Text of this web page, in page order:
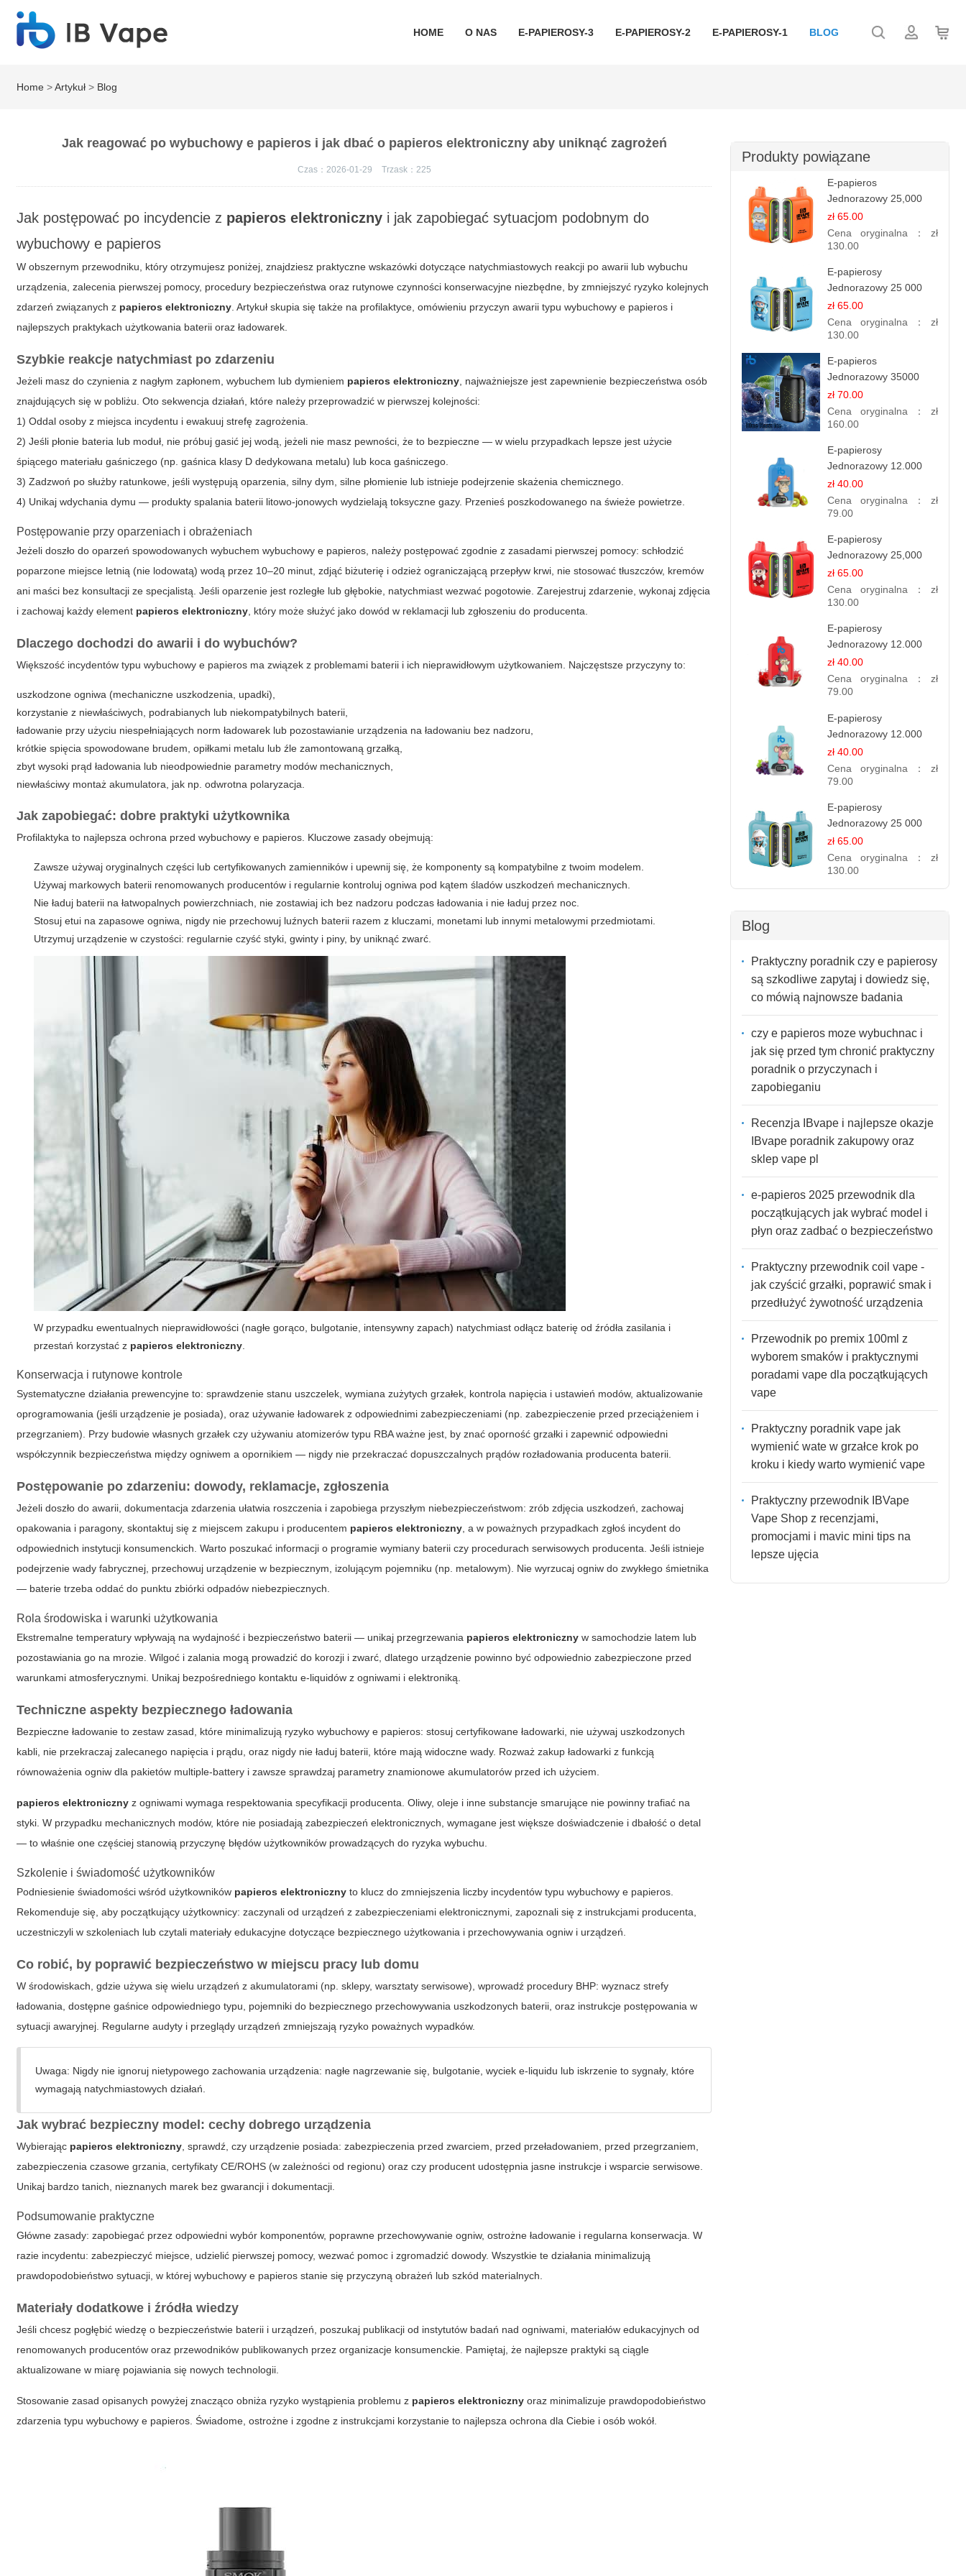
HOME O NAS E-PAPIEROSY-3 E-PAPIEROSY-2 E-PAPIEROSY-1 BLOG
Home >Artykuł > Blog
Jak reagować po wybuchowy e papieros i jak dbać o papieros elektroniczny aby uniknąć zagrożeń
Czas：2026-01-29 Trzask： 225
Jak postępować po incydencie z papieros elektroniczny i jak zapobiegać sytuacjom podobnym do
wybuchowy e papieros
W obszernym przewodniku, który otrzymujesz poniżej, znajdziesz praktyczne wskazówki dotyczące natychmiastowych reakcji po awarii lub wybuchu
urządzenia, zalecenia pierwszej pomocy, procedury bezpieczeństwa oraz rutynowe czynności konserwacyjne niezbędne, by zmniejszyć ryzyko kolejnych
zdarzeń związanych z papieros elektroniczny . Artykuł skupia się także na profilaktyce, omówieniu przyczyn awarii typuwybuchowy e papieros i
najlepszych praktykach użytkowania baterii oraz ładowarek.
Szybkie reakcje natychmiast po zdarzeniu
Jeżeli masz do czynienia z nagłym zapłonem, wybuchem lub dymieniem papieros elektroniczny , najważniejsze jest zapewnienie bezpieczeństwa osób
znajdujących się w pobliżu. Oto sekwencja działań, które należy przeprowadzić w pierwszej kolejności:
1) Oddal osoby z miejsca incydentu i ewakuuj strefę zagrożenia.
2) Jeśli płonie bateria lub moduł, nie próbuj gasić jej wodą, jeżeli nie masz pewności, że to bezpieczne — w wielu przypadkach lepsze jest użycie
śpiącego materiału gaśniczego (np. gaśnica klasy D dedykowana metalu) lub koca gaśniczego.
3) Zadzwoń po służby ratunkowe, jeśli występują oparzenia, silny dym, silne płomienie lub istnieje podejrzenie skażenia chemicznego.
4) Unikaj wdychania dymu — produkty spalania baterii litowo-jonowych wydzielają toksyczne gazy. Przenieś poszkodowanego na świeże powietrze.
Postępowanie przy oparzeniach i obrażeniach
Jeżeli doszło do oparzeń spowodowanych wybuchemwybuchowy e papieros , należy postępować zgodnie z zasadami pierwszej pomocy: schłodzić
poparzone miejsce letnią (nie lodowatą) wodą przez 10–20 minut, zdjąć biżuterię i odzież ograniczającą przepływ krwi, nie stosować tłuszczów, kremów
ani maści bez konsultacji ze specjalistą. Jeśli oparzenie jest rozległe lub głębokie, natychmiast wezwać pogotowie. Zarejestruj zdarzenie, wykonaj zdjęcia
i zachowaj każdy element papieros elektroniczny , który może służyć jako dowód w reklamacji lub zgłoszeniu do producenta.
Dlaczego dochodzi do awarii i do wybuchów?
Większość incydentów typuwybuchowy e papieros ma związek z problemami baterii i ich nieprawidłowym użytkowaniem. Najczęstsze przyczyny to:
uszkodzone ogniwa (mechaniczne uszkodzenia, upadki),
korzystanie z niewłaściwych, podrabianych lub niekompatybilnych baterii,
ładowanie przy użyciu niespełniających norm ładowarek lub pozostawianie urządzenia na ładowaniu bez nadzoru,
krótkie spięcia spowodowane brudem, opiłkami metalu lub źle zamontowaną grzałką,
zbyt wysoki prąd ładowania lub nieodpowiednie parametry modów mechanicznych,
niewłaściwy montaż akumulatora, jak np. odwrotna polaryzacja.
Jak zapobiegać: dobre praktyki użytkownika
Profilaktyka to najlepsza ochrona przedwybuchowy e papieros . Kluczowe zasady obejmują:
Zawsze używaj oryginalnych części lub certyfikowanych zamienników i upewnij się, że komponenty są kompatybilne z twoim modelem.
Używaj markowych baterii renomowanych producentów i regularnie kontroluj ogniwa pod kątem śladów uszkodzeń mechanicznych.
Nie ładuj baterii na łatwopalnych powierzchniach, nie zostawiaj ich bez nadzoru podczas ładowania i nie ładuj przez noc.
Stosuj etui na zapasowe ogniwa, nigdy nie przechowuj luźnych baterii razem z kluczami, monetami lub innymi metalowymi przedmiotami.
Utrzymuj urządzenie w czystości: regularnie czyść styki, gwinty i piny, by uniknąć zwarć.
W przypadku ewentualnych nieprawidłowości (nagłe gorąco, bulgotanie, intensywny zapach) natychmiast odłącz baterię od źródła zasilania i
przestań korzystać z papieros elektroniczny
Konserwacja i rutynowe kontrole
Systematyczne działania prewencyjne to: sprawdzenie stanu uszczelek, wymiana zużytych grzałek, kontrola napięcia i ustawień modów, aktualizowanie
oprogramowania (jeśli urządzenie je posiada), oraz używanie ładowarek z odpowiednimi zabezpieczeniami (np. zabezpieczenie przed przeciążeniem i
przegrzaniem). Przy budowie własnych grzałek czy używaniu atomizerów typu RBA ważne jest, by znać oporność grzałki i zapewnić odpowiedni
współczynnik bezpieczeństwa między ogniwem a opornikiem — nigdy nie przekraczać dopuszczalnych prądów rozładowania producenta baterii.
Postępowanie po zdarzeniu: dowody, reklamacje, zgłoszenia
Jeżeli doszło do awarii, dokumentacja zdarzenia ułatwia roszczenia i zapobiega przyszłym niebezpieczeństwom: zrób zdjęcia uszkodzeń, zachowaj
opakowania i paragony, skontaktuj się z miejscem zakupu i producentem papieros elektroniczny , a w poważnych przypadkach zgłoś incydent do
odpowiednich instytucji konsumenckich. Warto poszukać informacji o programie wymiany baterii czy procedurach serwisowych producenta. Jeśli istnieje
podejrzenie wady fabrycznej, przechowuj urządzenie w bezpiecznym, izolującym pojemniku (np. metalowym). Nie wyrzucaj ogniw do zwykłego śmietnika
— baterie trzeba oddać do punktu zbiórki odpadów niebezpiecznych.
Rola środowiska i warunki użytkowania
Ekstremalne temperatury wpływają na wydajność i bezpieczeństwo baterii — unikaj przegrzewania papieros elektroniczny w samochodzie latem lub
pozostawiania go na mrozie. Wilgoć i zalania mogą prowadzić do korozji i zwarć, dlatego urządzenie powinno być odpowiednio zabezpieczone przed
warunkami atmosferycznymi. Unikaj bezpośredniego kontaktu e‑liquidów z ogniwami i elektroniką.
Techniczne aspekty bezpiecznego ładowania
Bezpieczne ładowanie to zestaw zasad, które minimalizują ryzykowybuchowy e papieros: stosuj certyfikowane ładowarki, nie używaj uszkodzonych
kabli, nie przekraczaj zalecanego napięcia i prądu, oraz nigdy nie ładuj baterii, które mają widoczne wady. Rozważ zakup ładowarki z funkcją
równoważenia ogniw dla pakietów multiple-battery i zawsze sprawdzaj parametry znamionowe akumulatorów przed ich użyciem.
papieros elektroniczny z ogniwami wymaga respektowania specyfikacji producenta. Oliwy, oleje i inne substancje smarujące nie powinny trafiać na
styki. W przypadku mechanicznych modów, które nie posiadają zabezpieczeń elektronicznych, wymagane jest większe doświadczenie i dbałość o detal
— to właśnie one częściej stanowią przyczynę błędów użytkowników prowadzących do ryzyka wybuchu.
Szkolenie i świadomość użytkowników
Podniesienie świadomości wśród użytkowników papieros elektroniczny to klucz do zmniejszenia liczby incydentów typuwybuchowy e papieros
Rekomenduje się, aby początkujący użytkownicy: zaczynali od urządzeń z zabezpieczeniami elektronicznymi, zapoznali się z instrukcjami producenta,
uczestniczyli w szkoleniach lub czytali materiały edukacyjne dotyczące bezpiecznego użytkowania i przechowywania ogniw i urządzeń.
Co robić, by poprawić bezpieczeństwo w miejscu pracy lub domu
W środowiskach, gdzie używa się wielu urządzeń z akumulatorami (np. sklepy, warsztaty serwisowe), wprowadź procedury BHP: wyznacz strefy
ładowania, dostępne gaśnice odpowiedniego typu, pojemniki do bezpiecznego przechowywania uszkodzonych baterii, oraz instrukcje postępowania w
sytuacji awaryjnej. Regularne audyty i przeglądy urządzeń zmniejszają ryzyko poważnych wypadków.
Uwaga: Nigdy nie ignoruj nietypowego zachowania urządzenia: nagłe nagrzewanie się, bulgotanie, wyciek e‑liquidu lub iskrzenie to sygnały, które
wymagają natychmiastowych działań.
Jak wybrać bezpieczny model: cechy dobrego urządzenia
Wybierając papieros elektroniczny , sprawdź, czy urządzenie posiada: zabezpieczenia przed zwarciem, przed przeładowaniem, przed przegrzaniem,
zabezpieczenia czasowe grzania, certyfikaty CE/ROHS (w zależności od regionu) oraz czy producent udostępnia jasne instrukcje i wsparcie serwisowe.
Unikaj bardzo tanich, nieznanych marek bez gwarancji i dokumentacji.
Podsumowanie praktyczne
Główne zasady: zapobiegać przez odpowiedni wybór komponentów, poprawne przechowywanie ogniw, ostrożne ładowanie i regularna konserwacja. W
razie incydentu: zabezpieczyć miejsce, udzielić pierwszej pomocy, wezwać pomoc i zgromadzić dowody. Wszystkie te działania minimalizują
prawdopodobieństwo sytuacji, w którejwybuchowy e papieros stanie się przyczyną obrażeń lub szkód materialnych.
Materiały dodatkowe i źródła wiedzy
Jeśli chcesz pogłębić wiedzę o bezpieczeństwie baterii i urządzeń, poszukaj publikacji od instytutów badań nad ogniwami, materiałów edukacyjnych od
renomowanych producentów oraz przewodników publikowanych przez organizacje konsumenckie. Pamiętaj, że najlepsze praktyki są ciągle
aktualizowane w miarę pojawiania się nowych technologii.
Stosowanie zasad opisanych powyżej znacząco obniża ryzyko wystąpienia problemu z papieros elektroniczny oraz minimalizuje prawdopodobieństwo
zdarzenia typuwybuchowy e papieros . Świadome, ostrożne i zgodne z instrukcjami korzystanie to najlepsza ochrona dla Ciebie i osób wokół.
Produkty powiązane
E-papieros
Jednorazowy 25,000
Puff - Mango Ananas |
Tropikalny Smak
zł 65.00
Cena oryginalna： zł
130.00
E-papierosy
Jednorazowy 25 000
Puff - Lody Jagodowe |
Kremowy Smak
zł 65.00
Cena oryginalna： zł
130.00
E-papieros
Jednorazowy 35000
Puff - Niebieski Razz
Ice | Chłodna Malina
zł 70.00
Cena oryginalna： zł
160.00
E-papierosy
Jednorazowy 12.000
Puff - Truskawka Kiwi |
Owocowa Równowaga
zł 40.00
Cena oryginalna： zł
79.00
E-papierosy
Jednorazowy 25,000
Puff - Arbuzowy Lód |
Orzeźwiający Smak
zł 65.00
Cena oryginalna： zł
130.00
E-papierosy
Jednorazowy 12.000
Puff - Lody Arbuzowe |
Orzeźwiający Smak
zł 40.00
Cena oryginalna： zł
79.00
E-papierosy
Jednorazowy 12.000
Puff - Porzeczka
Winogronowa |
Owocowa Moc
zł 40.00
Cena oryginalna： zł
79.00
E-papierosy
Jednorazowy 25 000
Puff - Jeżyna Jagoda |
Leśne Owoce
zł 65.00
Cena oryginalna： zł
130.00
Blog
Praktyczny poradnik czy e papierosy
są szkodliwe zapytaj i dowiedz się,
co mówią najnowsze badania
czy e papieros moze wybuchnac i
jak się przed tym chronić praktyczny
poradnik o przyczynach i
zapobieganiu
Recenzja IBvape i najlepsze okazje
IBvape poradnik zakupowy oraz
sklep vape pl
e-papieros 2025 przewodnik dla
początkujących jak wybrać model i
płyn oraz zadbać o bezpieczeństwo
Praktyczny przewodnik coil vape -
jak czyścić grzałki, poprawić smak i
przedłużyć żywotność urządzenia
Przewodnik po premix 100ml z
wyborem smaków i praktycznymi
poradami vape dla początkujących
vape
Praktyczny poradnik vape jak
wymienić wate w grzałce krok po
kroku i kiedy warto wymienić vape
Praktyczny przewodnik IBVape
Vape Shop z recenzjami,
promocjami i mavic mini tips na
lepsze ujęcia